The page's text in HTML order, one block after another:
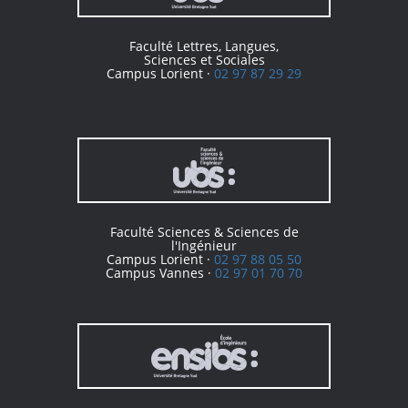
Faculté Lettres, Langues,
Sciences et Sociales
Campus Lorient · 02 97 87 29 29
Faculté Sciences & Sciences de
l'Ingénieur
Campus Lorient · 02 97 88 05 50
Campus Vannes · 02 97 01 70 70